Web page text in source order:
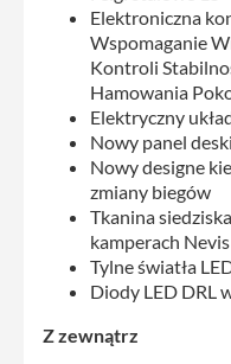
Elektroniczna
Wspomaganie
Kontroli
Hamowania
Elektryczny
Nowy panel
Nowy designe
zmiany biegów
Tkanina
kamperach Nevis
Tylne światła
Diody LED DRL
Z zewnątrz